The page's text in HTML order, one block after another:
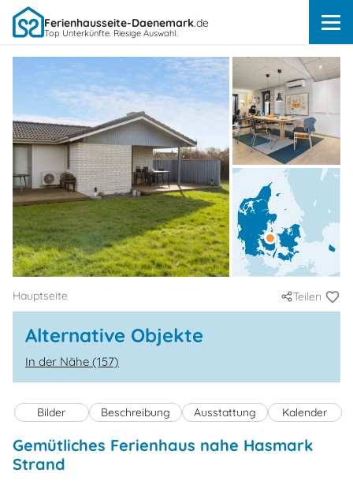
Ferienhausseite-Daenemark.de
Top Unterkünfte. Riesige Auswahl.
Hauptseite Teilen
Alternative Objekte
In der Nähe (157)
Bilder Beschreibung Ausstattung Kalender
Gemütliches Ferienhaus nahe Hasmark
Strand